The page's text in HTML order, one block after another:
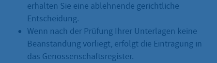
erhalten Sie eine ablehnende gerichtliche
Entscheidung.
Wenn nach der Prüfung Ihrer Unterlagen keine
Beanstandung vorliegt, erfolgt die Eintragung in
das Genossenschaftsregister.